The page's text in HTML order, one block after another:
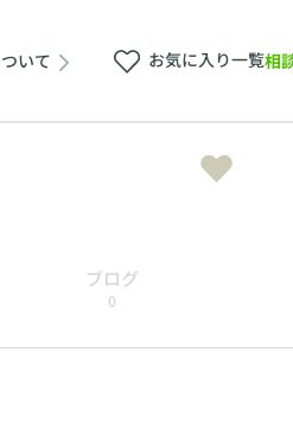
いて お気に入り一覧相
ブログ
0